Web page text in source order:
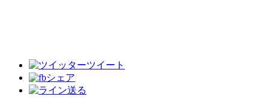
ツイート
シェア
送る